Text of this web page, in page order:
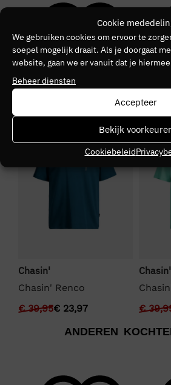
Cookie
We gebruiken cookies om ervoor te
soepel mogelijk draait. Als je doorgaat
website, gaan we er vanuit dat je
Beheer diensten
Accepteer
Bekijk
Cookiebeleid
Chasin'
Kleurnummer
00
Seizoen
SALE
Chasin'
Chasin' Renco
€39,95€ 23,97
SALE
Chasin'
€
ANDEREN